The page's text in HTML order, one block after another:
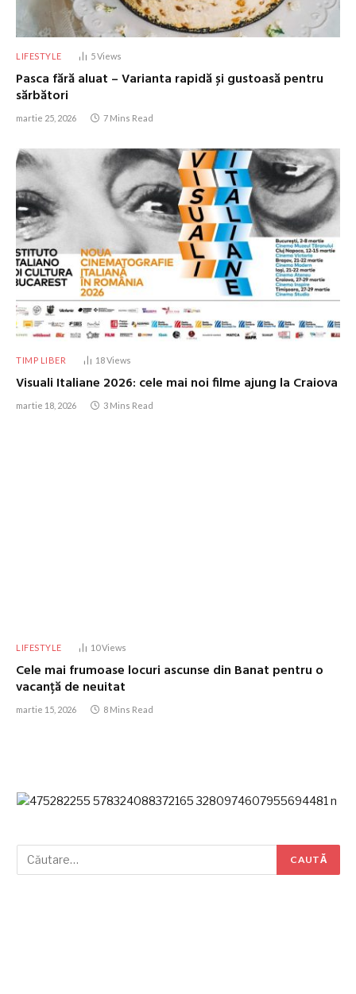
LIFESTYLE 5Views
Pasca fără aluat – Varianta rapidă și gustoasă pentru
sărbători
martie 25, 2026 7 Mins Read
TIMP LIBER 18Views
Visuali Italiane 2026: cele mai noi filme ajung la Craiova
martie 18, 2026 3 Mins Read
LIFESTYLE 10Views
Cele mai frumoase locuri ascunse din Banat pentru o
vacanță de neuitat
martie 15, 2026 8 Mins Read